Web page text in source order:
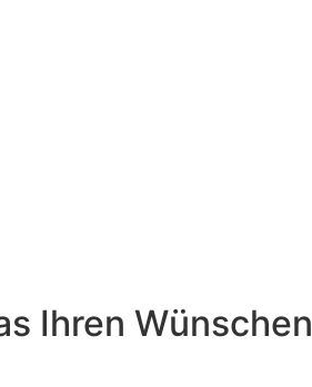
Ihren Wünschen